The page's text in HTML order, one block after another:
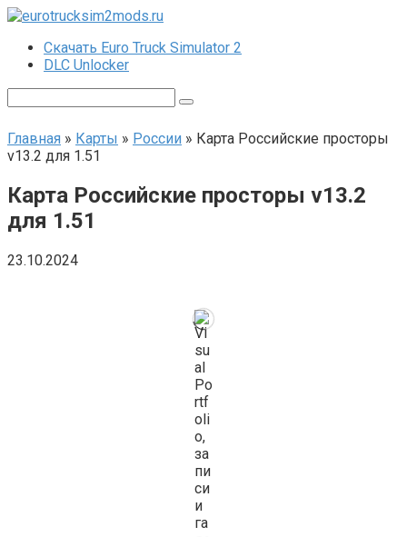
Перейти
контентуСкачать Euro Truck Simulator 2
DLC Unlocker
Главная » Карты » России » Карта Российские просторы
v13.2 для 1.51
Карта Российские просторы v13.2
для 1.51
23.10.2024